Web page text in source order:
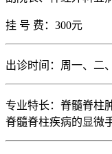
挂 号 费：300元
出诊时间：周一、二
专业特长：脊髓脊柱
脊髓脊柱疾病的显微